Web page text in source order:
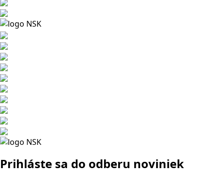
Prihláste sa do odberu noviniek